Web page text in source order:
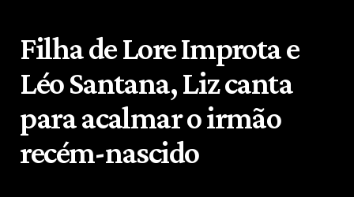
Filha de Lore Improta e
Léo Santana, Liz canta
para acalmar o irmão
recém-nascido